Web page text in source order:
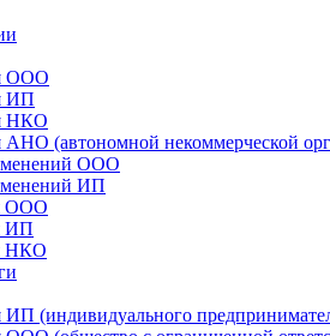
ООО
ИП
НКО
АНО (автономной некоммерческой
ООО
ИП
ООО
ИП
НКО
ИП (индивидуального